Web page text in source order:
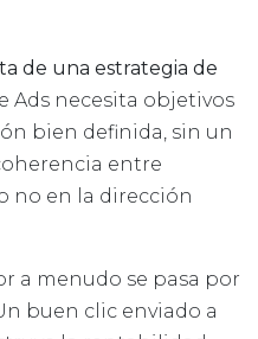
de una estrategia de
Ads necesita objetivos
bien definida, sin un
entre
no en la dirección
a menudo se pasa por
Un buen clic enviado a